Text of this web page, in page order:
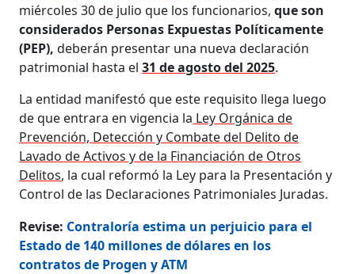
miércoles 30 de julio que los funcionarios,que son
considerados Personas Expuestas Políticamente
(PEP), deberán presentar una nueva declaración
patrimonial hasta el31 de agosto del 2025.
La entidad manifestó que este requisito llega luego
de que entrara en vigencia la Ley Orgánica de
Prevención, Detección y Combate del Delito de
Lavado de Activos y de la Financiación de Otros
Delitos, la cual reformó la Ley para la Presentación y
Control de las Declaraciones Patrimoniales Juradas.
Revise: Contraloría estima un perjuicio para el
Estado de 140 millones de dólares en los
contratos de Progen y ATM